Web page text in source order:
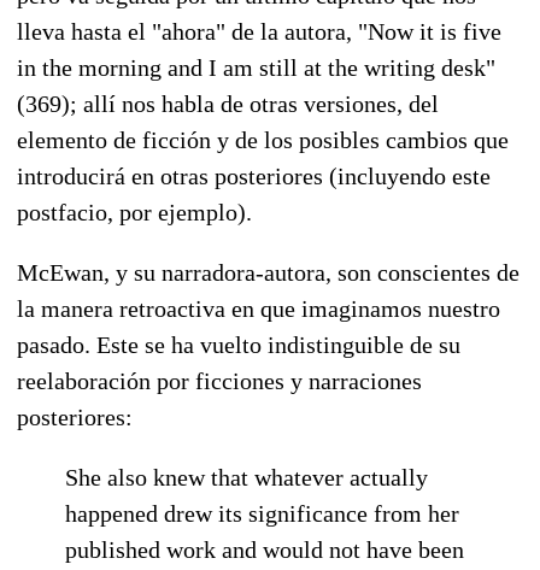
lleva hasta el "ahora" de la autora, "Now it is five
in the morning and I am still at the writing desk"
(369); allí nos habla de otras versiones, del
elemento de ficción y de los posibles cambios que
introducirá en otras posteriores (incluyendo este
postfacio, por ejemplo).
McEwan, y su narradora-autora, son conscientes de
la manera retroactiva en que imaginamos nuestro
pasado. Este se ha vuelto indistinguible de su
reelaboración por ficciones y narraciones
posteriores:
She also knew that whatever actually
happened drew its significance from her
published work and would not have been